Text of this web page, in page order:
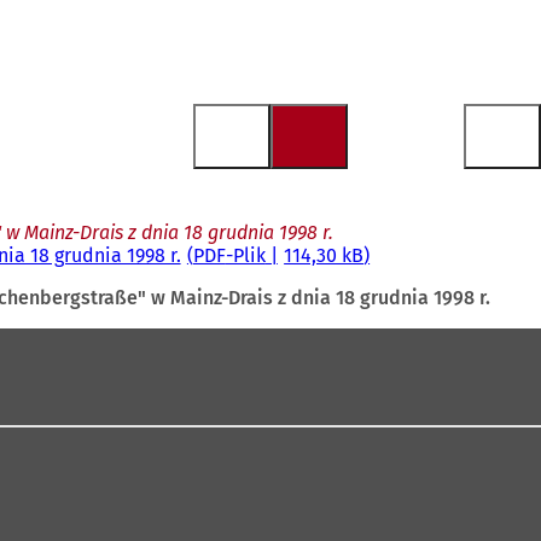
Mainz-Drais z dnia 18 grudnia 1998 r.
18 grudnia 1998 r. PDF-Plik 114,30 kB
w Mainz-Drais z dnia 18 grudnia 1998 r.